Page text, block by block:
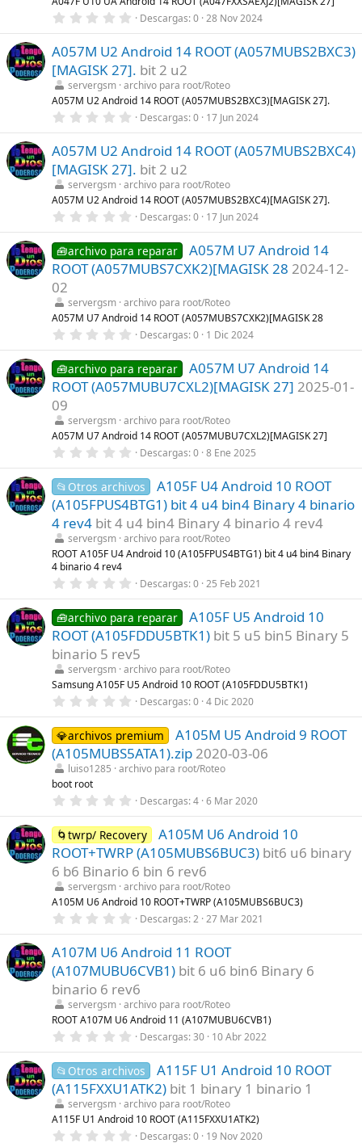
a
(
s
)
0
0
0
e
s
t
r
e
l
(
s
)
Descargas 0 28 Nov 2024
A057M U2 Android 14 ROOT (A057MUBS2BXC3)
[MAGISK 27]. bit 2 u2
servergsm archivo para root/Roteo
A057M U2 Android 14 ROOT (A057MUBS2BXC3)[MAGISK 27].
0
0
0
e
s
t
r
e
l
a
(
s
)
Descargas 0 17 Jun 2024
A057M U2 Android 14 ROOT (A057MUBS2BXC4)
[MAGISK 27]. bit 2 u2
servergsm archivo para root/Roteo
A057M U2 Android 14 ROOT (A057MUBS2BXC4)[MAGISK 27].
0
0
0
e
s
e
l
a
(
s
)
Descargas 0 17 Jun 2024
🧰archivo para reparar
A057M U7 Android 14
ROOT (A057MUBS7CXK2)[MAGISK 28 2024-12-
02
servergsm archivo para root/Roteo
A057M U7 Android 14 ROOT (A057MUBS7CXK2)[MAGISK 28
0
0
0
e
s
e
l
a
(
s
)
Descargas 0 1 Dic 2024
🧰archivo para reparar
A057M U7 Android 14
ROOT (A057MUBU7CXL2)[MAGISK 27] 2025-01-
09
servergsm archivo para root/Roteo
A057M U7 Android 14 ROOT (A057MUBU7CXL2)[MAGISK 27]
0
0
0
e
s
t
r
e
l
s
)
Descargas 0 8 Ene 2025
📂Otros archivos
A105F U4 Android 10 ROOT
(A105FPUS4BTG1) bit 4 u4 bin4 Binary 4 binario
4 rev4 bit 4 u4 bin4 Binary 4 binario 4 rev4
servergsm archivo para root/Roteo
ROOT A105F U4 Android 10 (A105FPUS4BTG1) bit 4 u4 bin4 Binary
4 binario 4 rev4
0
0
0
e
s
t
r
e
l
a
(
s
)
Descargas 0 25 Feb 2021
🧰archivo para reparar
A105F U5 Android 10
ROOT (A105FDDU5BTK1) bit 5 u5 bin5 Binary 5
binario 5 rev5
servergsm archivo para root/Roteo
Samsung A105F U5 Android 10 ROOT (A105FDDU5BTK1)
0
0
0
e
s
t
l
a
(
s
)
Descargas 0 4 Dic 2020
💎archivos premium
A105M U5 Android 9 ROOT
(A105MUBS5ATA1).zip 2020-03-06
luiso1285
archivo para root/Roteo
boot root
0
0
0
e
s
t
r
e
l
a
(
s
)
Descargas 4 6 Mar 2020
🌀twrp/ Recovery
A105M U6 Android 10
ROOT+TWRP (A105MUBS6BUC3) bit6 u6 binary
6 b6 Binario 6 bin 6 rev6
servergsm archivo para root/Roteo
A105M U6 Android 10 ROOT+TWRP (A105MUBS6BUC3)
0
0
0
e
s
t
r
e
l
a
(
s
)
Descargas 2 27 Mar 2021
A107M U6 Android 11 ROOT
(A107MUBU6CVB1) bit 6 u6 bin6 Binary 6
binario 6 rev6
servergsm archivo para root/Roteo
ROOT A107M U6 Android 11 (A107MUBU6CVB1)
0
0
0
e
s
t
r
e
Descargas 30 10 Abr 2022
📂Otros archivos
A115F U1 Android 10 ROOT
(A115FXXU1ATK2) bit 1 binary 1 binario 1
servergsm archivo para root/Roteo
A115F U1 Android 10 ROOT (A115FXXU1ATK2)
0 Descargas 0 19 Nov 2020